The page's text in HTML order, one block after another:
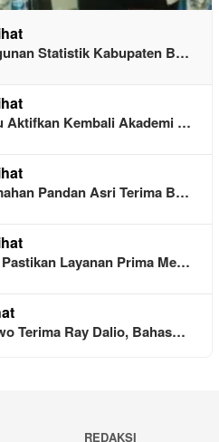
Statistik Kabupaten B…
Aktifkan Kembali Akademi …
Pandan Asri Terima B…
Layanan Prima Me…
Terima Ray Dalio, Bahas…
REDAKSI